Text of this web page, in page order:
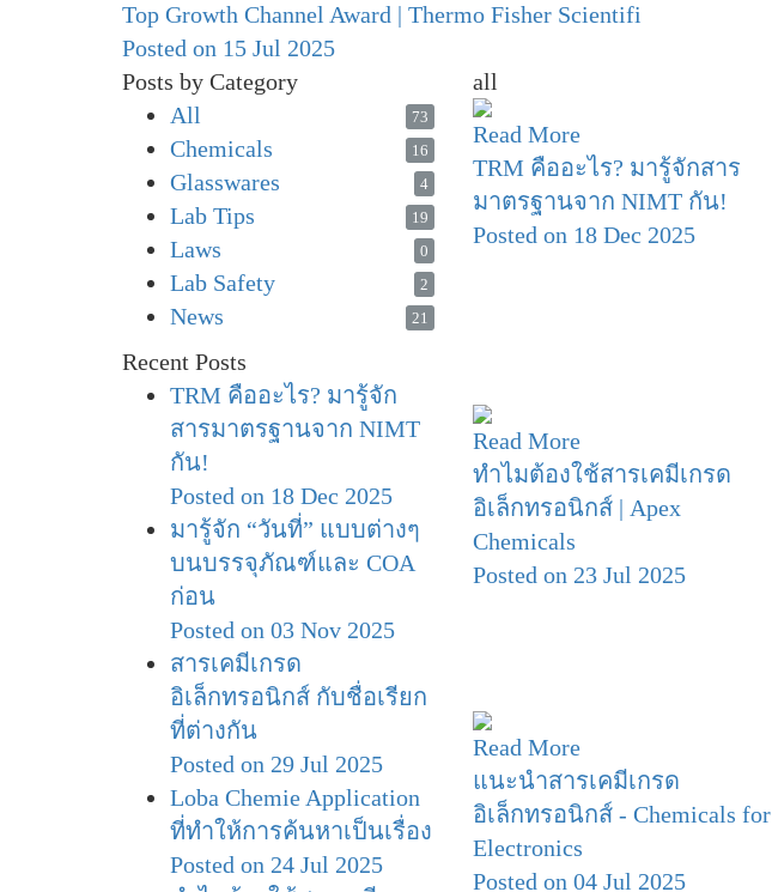
Top Growth Channel Award | Thermo Fisher Scientifi
Posted on 15 Jul 2025
Posts by Category
All
73
Chemicals 16
Glasswares 4
Lab Tips 19
Laws 0
Lab Safety 2
News 21
Recent Posts
TRM คืออะไร? มารู้จัก
สารมาตรฐานจาก NIMT
กัน!
Posted on 18 Dec 2025
มารู้จัก “วันที่” แบบต่างๆ
บนบรรจุภัณฑ์และ COA
ก่อน
Posted on 03 Nov 2025
สารเคมีเกรด
อิเล็กทรอนิกส์ กับชื่อเรียก
ที่ต่างกัน
Posted on 29 Jul 2025
Loba Chemie Application
ที่ทำให้การค้นหาเป็นเรื่อง
Posted on 24 Jul 2025
all
Read More
TRM คืออะไร? มารู้จักสาร
มาตรฐานจาก NIMT กัน!
Posted on 18 Dec 2025
Read More
ทำไมต้องใช้สารเคมีเกรด
อิเล็กทรอนิกส์ | Apex
Chemicals
Posted on 23 Jul 2025
Read More
แนะนำสารเคมีเกรด
อิเล็กทรอนิกส์ - Chemicals for
Electronics
Posted on 04 Jul 2025